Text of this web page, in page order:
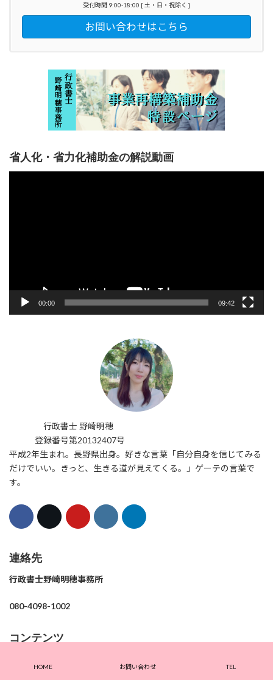
送
り
受付時間 9:00-18:00 [ 土・日・祝除く ]
お問い合わせはこちら
省人化・省力化補助金の解説動画
00:00 09:42
行政書士 野崎明穂
登録番号第20132407号
平成2年生まれ。長野県出身。好きな言葉「自分自身を信じてみる
だけでいい。きっと、生きる道が見えてくる。」ゲーテの言葉で
す。
連絡先
行政書士野崎明穂事務所
080-4098-1002
コンテンツ
HOME お問い合わせ TEL